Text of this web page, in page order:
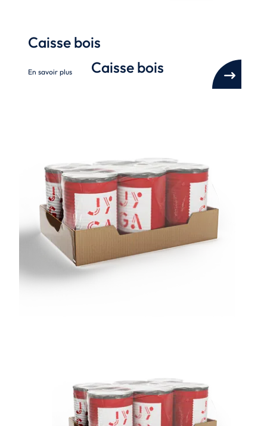
Caisse bois
Caisse bois
En savoir plus